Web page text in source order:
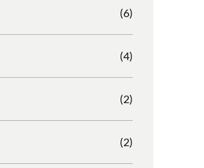
(6)
(4)
(2)
(2)